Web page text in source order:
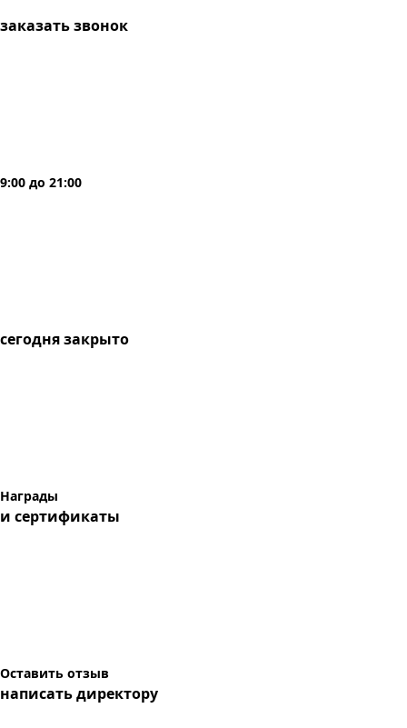
заказать звонок
9:00 до 21:00
сегоднязакрыто
Награды
и сертификаты
Оставить отзыв
написать директору